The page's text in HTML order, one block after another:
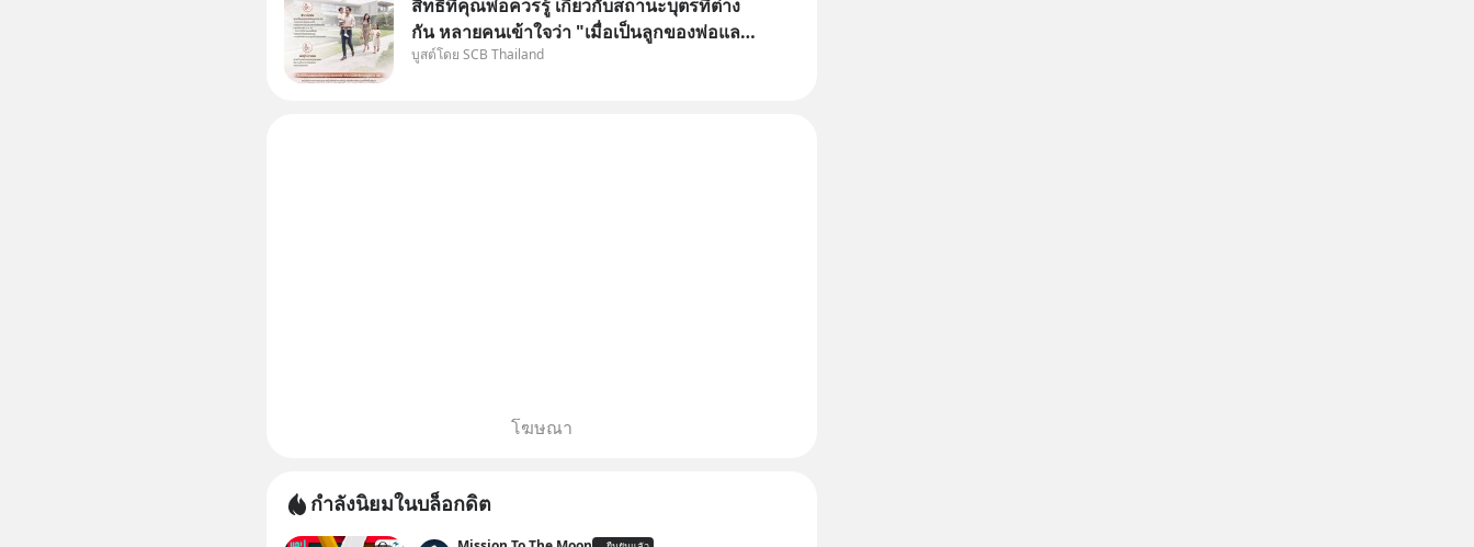
สิทธิที่คุณพ่อควรรู้ เกี่ยวกับสถานะบุตรที่ต่าง
กัน หลายคนเข้าใจว่า "เมื่อเป็นลูกของพ่อและ
แม่ ก็ย่อมเป็นบุตรชอบด้วยกฎหมายของทั้ง
บูสต์โดย SCB Thailand
โฆษณา
กำลังนิยมในบล็อกดิต